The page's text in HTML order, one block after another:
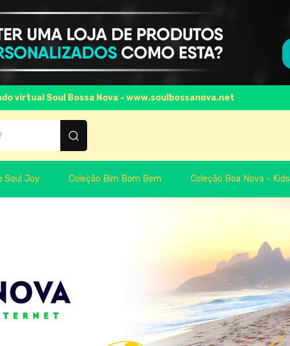
virtual Soul Bossa Nova - www.soulbossanova.net
Soul Joy Coleção Bim Bom Bem Coleção Boa Nova - Kids